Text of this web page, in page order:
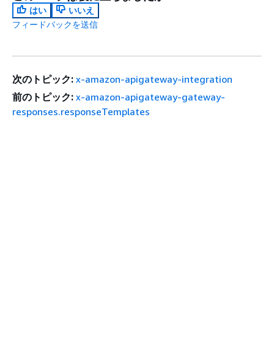
はい
いいえ
フィードバックを送信
次のトピック: x-amazon-apigateway-integration
前のトピック: x-amazon-apigateway-gateway-
responses.responseTemplates